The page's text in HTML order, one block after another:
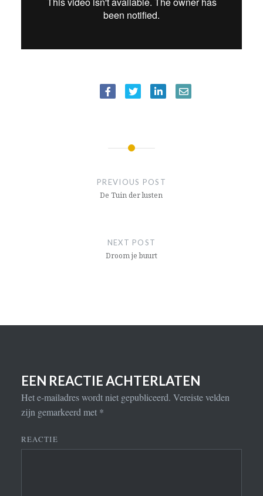
BERICHTNAVIGATIE
PREVIOUS POST
De Tuin der lusten
NEXT POST
Droom je buurt
EEN REACTIE ACHTERLATEN
Het e-mailadres wordt niet gepubliceerd. Vereiste velden
zijn gemarkeerd met *
REACTIE